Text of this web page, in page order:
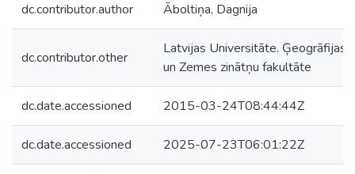
dc.contributor.author Āboltiņa, Dagnija
dc.contributor.other
Latvijas Universitāte. Ģeogrāfijas
un Zemes zinātņu fakultāte
dc.date.accessioned 2015-03-24T08:44:44Z
dc.date.accessioned 2025-07-23T06:01:22Z